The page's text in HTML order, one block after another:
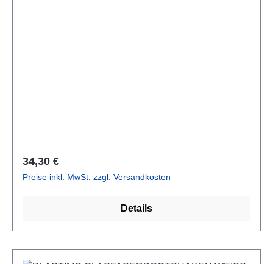
Regulärer Preis:
34,30 €
Preise inkl. MwSt. zzgl. Versandkosten
Details